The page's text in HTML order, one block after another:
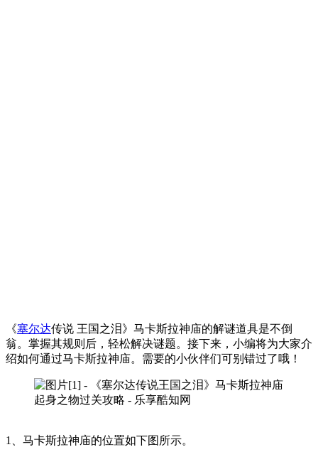
《塞尔达传说 王国之泪》马卡斯拉神庙的解谜道具是不倒
翁。掌握其规则后，轻松解决谜题。接下来，小编将为大家介
绍如何通过马卡斯拉神庙。需要的小伙伴们可别错过了哦！
1、马卡斯拉神庙的位置如下图所示。